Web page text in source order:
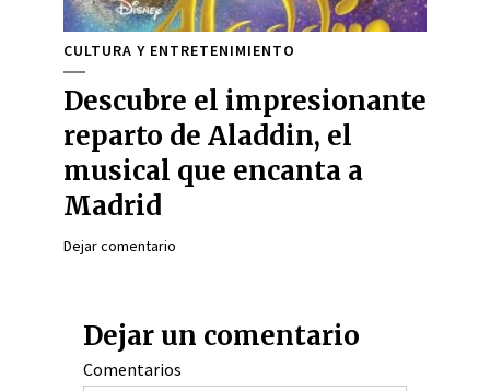
CULTURA Y ENTRETENIMIENTO
Descubre el impresionante
reparto de Aladdin, el
musical que encanta a
Madrid
Dejar comentario
Dejar un comentario
Comentarios